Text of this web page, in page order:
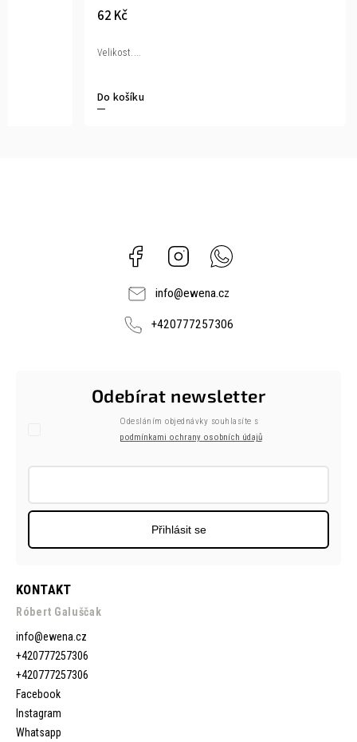
62 Kč
Do košíku
Velikost....
Facebook Instagram
info@ewena.cz
+420777257306
KONTAKT
Róbert Galuščak
info@ewena.cz
+420777257306
+420777257306
Facebook
Instagram
Whatsapp
Odebírat newsletter
Odesláním objednávky souhlasíte s
podmínkami ochrany osobních údajů
Přihlásit se